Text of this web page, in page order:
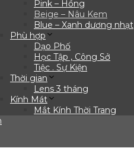
Pink – Hồng
Beige – Nâu Kem
Blue – Xanh dương nhạt
Phù hợp
Dạo Phố
Học Tập , Công Sở
Tiệc . Sự Kiện
Thời gian
Lens 3 tháng
Kính Mát
Mắt Kính Thời Trang